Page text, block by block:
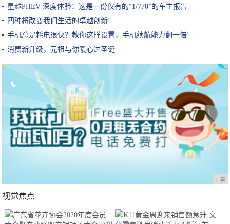
星越PHEV 深度体验：这是一份仅有的“1/770”的车主报告
四种将改变我们生活的卓越创新!
手机总是耗电很快？教你这样设置，手机续航能力翻一倍!
消费新升级，元祖与你暖心过圣诞
广告
视觉焦点